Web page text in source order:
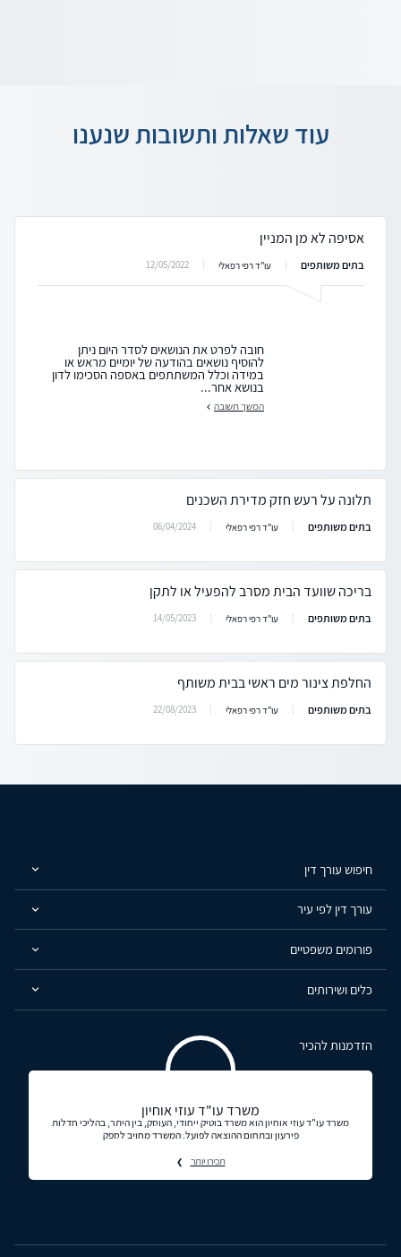
עוד שאלות ותשובות שנענו
אסיפה לא מן המניין
בתים משותפים עו"ד רפי רפאלי 12/05/2022
חובה לפרט את הנושאים לסדר היום ניתן
להוסיף נושאים בהודעה של יומיים מראש או
במידה וכלל המשתתפים באספה הסכימו לדון
בנושא אחר...
המשך תשובה
תלונה על רעש חזק מדירת השכנים
בתים משותפים עו"ד רפי רפאלי 06/04/2024
בריכה שוועד הבית מסרב להפעיל או לתקן
בתים משותפים עו"ד רפי רפאלי 14/05/2023
החלפת צינור מים ראשי בבית משותף
בתים משותפים עו"ד רפי רפאלי 22/08/2023
חיפוש עורך דין
עורך דין לפי עיר
פורומים משפטיים
כלים ושירותים
הזדמנות להכיר
משרד עו"ד עוזי אוחיון
משרד עו"ד עוזי אוחיון הוא משרד בוטיק ייחודי, העוסק, בין היתר, בהליכי חדלות
פירעון ובתחום ההוצאה לפועל. המשרד מחויב לספק
תכירו יותר